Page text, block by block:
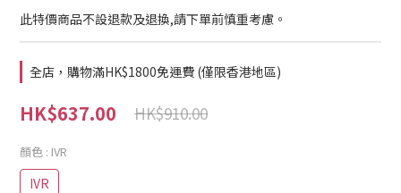
此特價商品不設退款及退換,請下單前慎重考慮。
全店，購物滿HK$1800免運費 (僅限香港地區)
HK$637.00 HK$910.00
顏色 : IVR
IVR